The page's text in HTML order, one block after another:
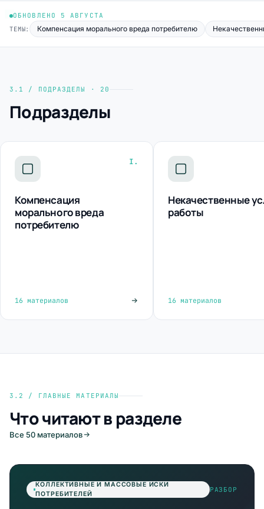
ОБНОВЛЕНО 5 АВГУСТА
ТЕМЫ:
Компенсация морального вреда потребителю
3.1 / ПОДРАЗДЕЛЫ · 20
Подразделы
I.
Компенсация
морального вреда
потребителю
16 материалов
Некачественные
работы
16 материалов
3.2 / ГЛАВНЫЕ МАТЕРИАЛЫ
Что читают в разделе
Все 50 материалов
КОЛЛЕКТИВНЫЕ И МАССОВЫЕ ИСКИ
ПОТРЕБИТЕЛЕЙ
РАЗБОР